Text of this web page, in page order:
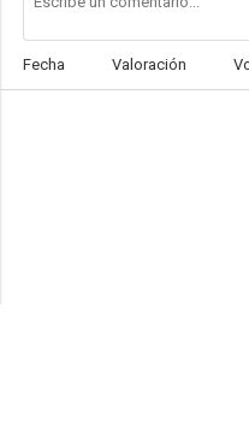
Fecha Valoración